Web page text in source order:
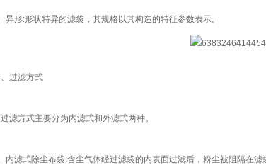
异形:形状特异的滤袋，其规格以其构造的特征参数表示。
、过滤方式
滤方式主要分为内滤式和外滤式两种。
内滤式除尘布袋:含尘气体经过滤袋的内表面过滤后，粉尘被阻隔在